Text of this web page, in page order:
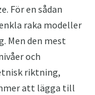
För en sådan
raka modeller
Men den mest
och
riktning,
att lägga till